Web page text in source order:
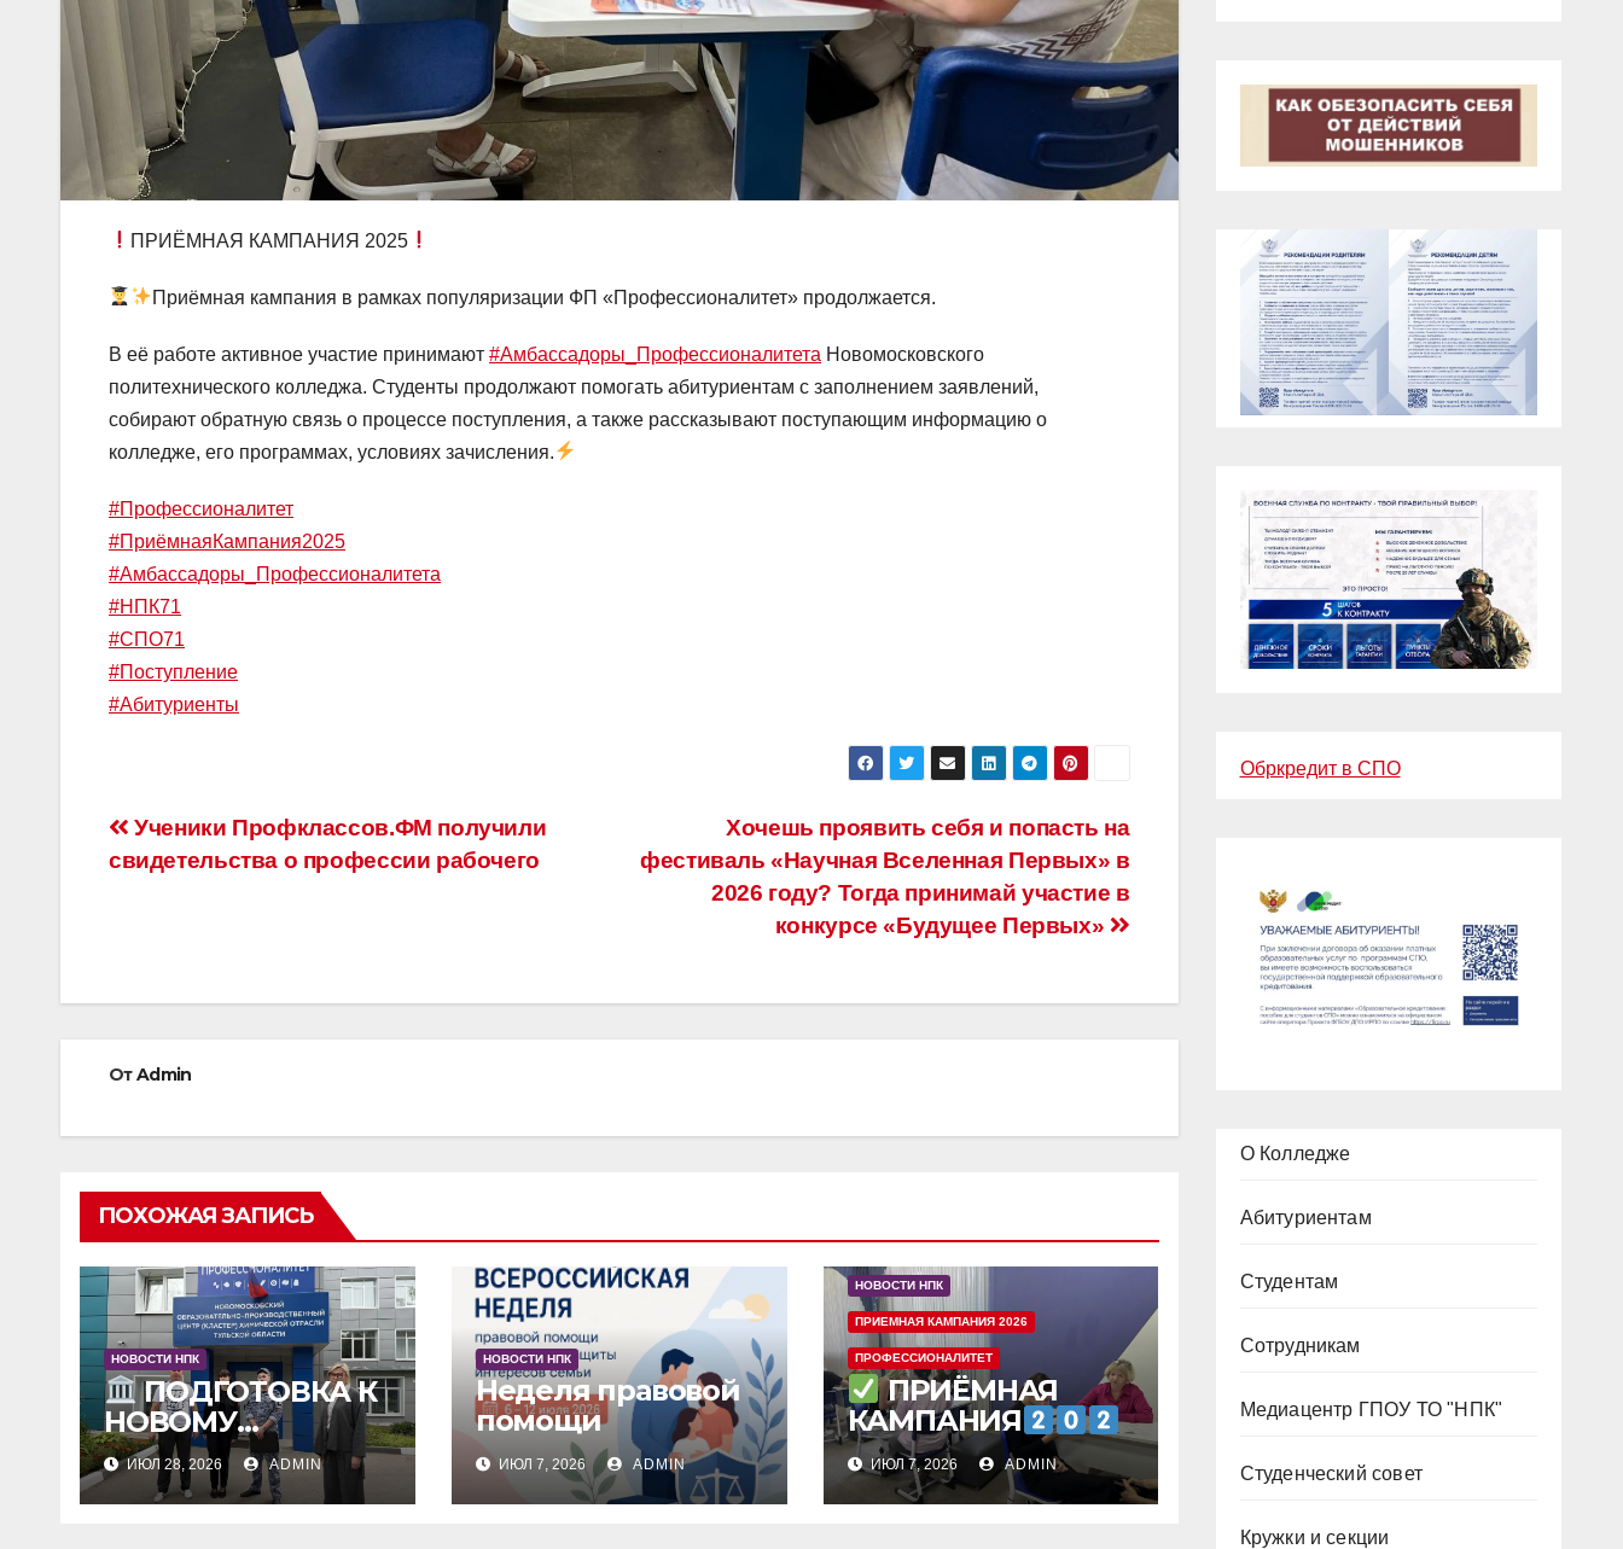
ПРИЁМНАЯ КАМПАНИЯ 2025
Приёмная кампания в рамках популяризации ФП «Профессионалитет» продолжается.
В её работе активное участие принимают #Амбассадоры_Профессионалитета Новомосковского
политехнического колледжа. Студенты продолжают помогать абитуриентам с заполнением заявлений,
собирают обратную связь о процессе поступления, а также рассказывают поступающим информацию о
колледже, его программах, условиях зачисления.
#Профессионалитет
#ПриёмнаяКампания2025
#Амбассадоры_Профессионалитета
#НПК71
#СПО71
#Поступление
#Абитуриенты
Навигация
по
Хочешь проявить себя и попасть на
фестиваль «Научная Вселенная Первых» в
2026 году? Тогда принимай участие в
конкурсе «Будущее Первых»
Ученики Профклассов.ФМ получили
свидетельства о профессии рабочего
ОтAdmin
ПОХОЖАЯ ЗАПИСЬ
НОВОСТИ НПК
ПОДГОТОВКА К
НОВОМУ
УЧЕБНОМУ ГОДУ
ИЮЛ 28, 2026 ADMIN
НОВОСТИ НПК
Неделя правовой
помощи
ИЮЛ 7, 2026 ADMIN
НОВОСТИ НПК
ПРИЕМНАЯ КАМПАНИЯ 2026
ПРОФЕССИОНАЛИТЕТ
ПРИЁМНАЯ
КАМПАНИЯ
ИЮЛ 7, 2026 ADMIN
Обркредит в СПО
О Колледже
Абитуриентам
Студентам
Сотрудникам
Медиацентр ГПОУ ТО "НПК"
Студенческий совет
Кружки и секции